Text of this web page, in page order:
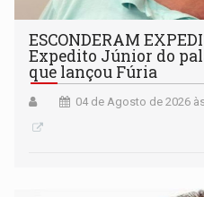
ESCONDERAM
Expedito Júnior do
que lançou Fúria
04 de Agosto de 2026